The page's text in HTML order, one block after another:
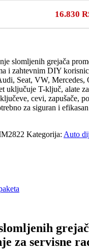
16.830
slomljenih grejača
i zahtevnim DIY
Seat, VW, Mercedes,
uključuje T-ključ, alate
cevi, zapušače,
za siguran i
Kategorija: Auto
za servisne